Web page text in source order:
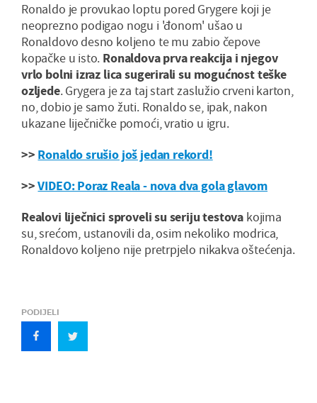
Ronaldo je provukao loptu pored Grygere koji je
neoprezno podigao nogu i 'đonom' ušao u
Ronaldovo desno koljeno te mu zabio čepove
kopačke u isto. Ronaldova prva reakcija i njegov
vrlo bolni izraz lica sugerirali su mogućnost teške
ozljede. Grygera je za taj start zaslužio crveni karton,
no, dobio je samo žuti. Ronaldo se, ipak, nakon
ukazane liječničke pomoći, vratio u igru.
>> Ronaldo srušio još jedan rekord!
>>VIDEO: Poraz Reala - nova dva gola glavom
Realovi liječnici sproveli su seriju testova kojima
su, srećom, ustanovili da, osim nekoliko modrica,
Ronaldovo koljeno nije pretrpjelo nikakva oštećenja.
PODIJELI